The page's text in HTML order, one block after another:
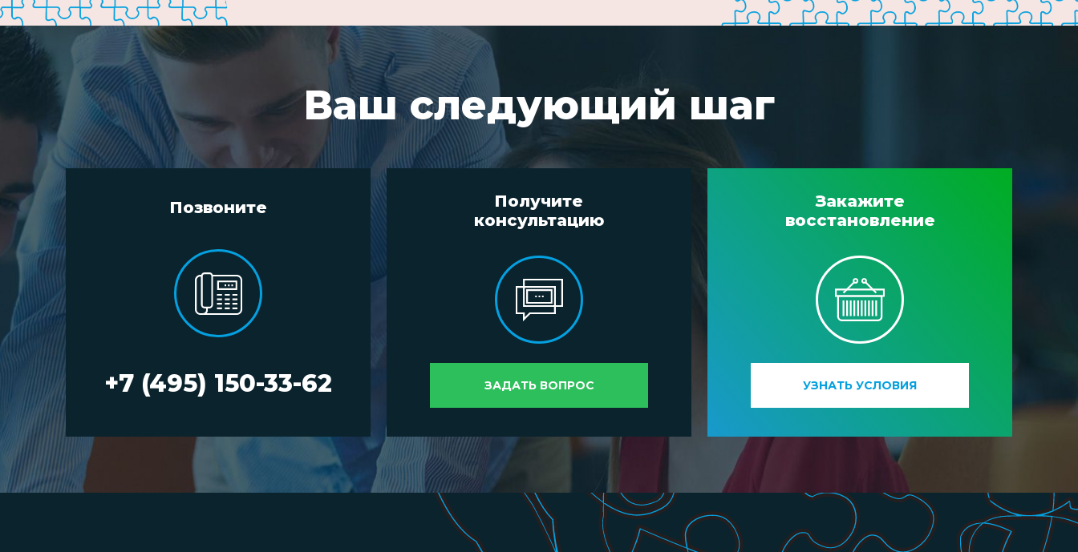
Ваш следующий шаг
Позвоните
+7 (495) 150-33-62
Получите
консультацию
ЗАДАТЬ ВОПРОС
Закажите
восстановление
УЗНАТЬ УСЛОВИЯ